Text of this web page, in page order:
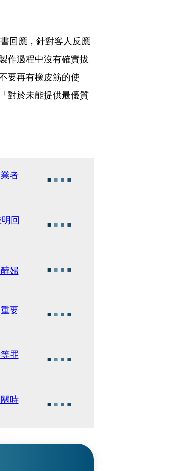
回應，針對客人反應
作過程中沒有確實拔
要再有橡皮筋的使
對於未能提供最優質
者
回
婦
要
罪
時